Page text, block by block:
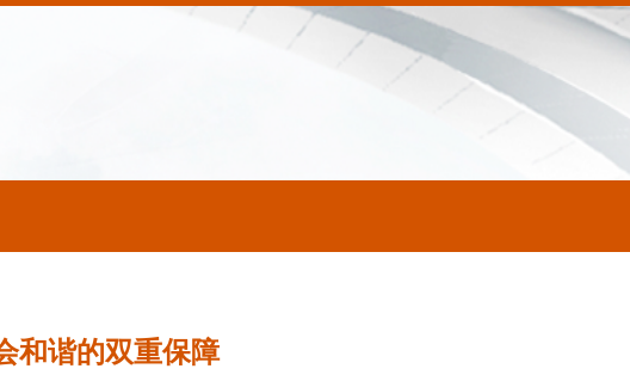
和谐的双重保障